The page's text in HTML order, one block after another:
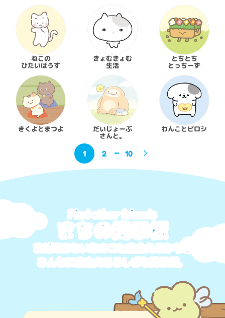
ねこの
ひたいはうす
きょむきょむ
生活
とちとち
とっちーず
きくよとまつよ だいじょーぶ
さんと。
わんことピロシ
1 2 10
Find other friends
まちの掲示板
まだ知らないあのコと出会えるかも？
みんなに出会えるふしぎな掲示板。